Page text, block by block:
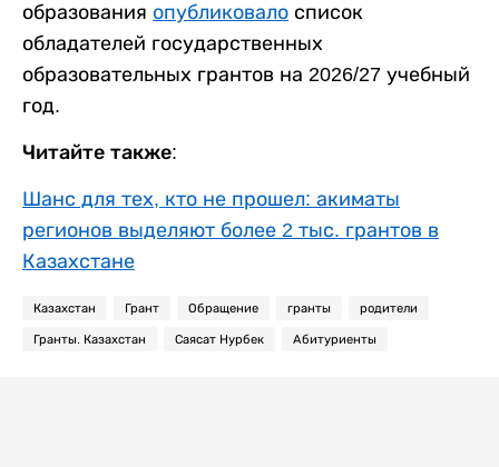
образования опубликовало список
обладателей государственных
образовательных грантов на 2026/27 учебный
год.
Читайте также:
Шанс для тех, кто не прошел: акиматы
регионов выделяют более 2 тыс. грантов в
Казахстане
Казахстан Грант Обращение гранты родители
Гранты. Казахстан Саясат Нурбек Абитуриенты